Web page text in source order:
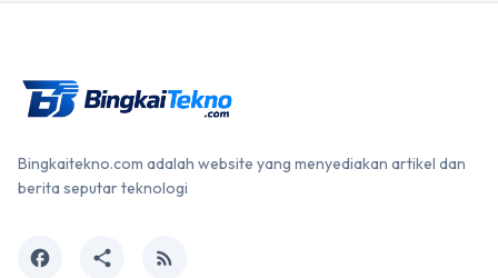
Bingkaitekno.com adalah website yang menyediakan artikel dan
berita seputar teknologi
facebook share rss_feed